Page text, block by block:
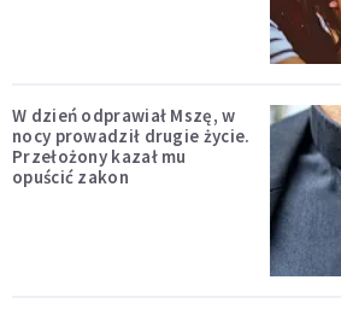
W dzień odprawiał Mszę, w
nocy prowadził drugie życie.
Przełożony kazał mu
opuścić zakon